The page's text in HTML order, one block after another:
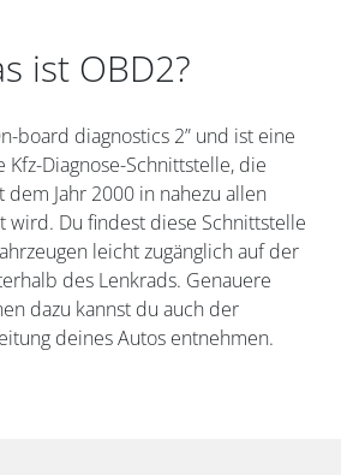
ist OBD2?
board diagnostics 2” und ist eine
Diagnose-Schnittstelle, die
dem Jahr 2000 in nahezu allen
wird. Du findest diese Schnittstelle
leicht zugänglich auf der
des Lenkrads. Genauere
dazu kannst du auch der
deines Autos entnehmen.